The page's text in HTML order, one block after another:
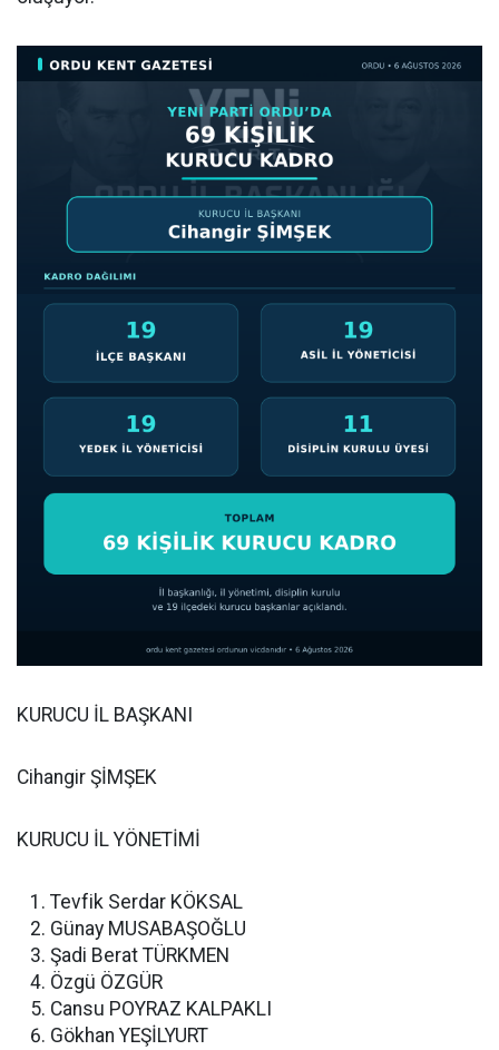
KURUCU İL BAŞKANI
Cihangir ŞİMŞEK
KURUCU İL YÖNETİMİ
Tevfik Serdar KÖKSAL
Günay MUSABAŞOĞLU
Şadi Berat TÜRKMEN
Özgü ÖZGÜR
Cansu POYRAZ KALPAKLI
Gökhan YEŞİLYURT